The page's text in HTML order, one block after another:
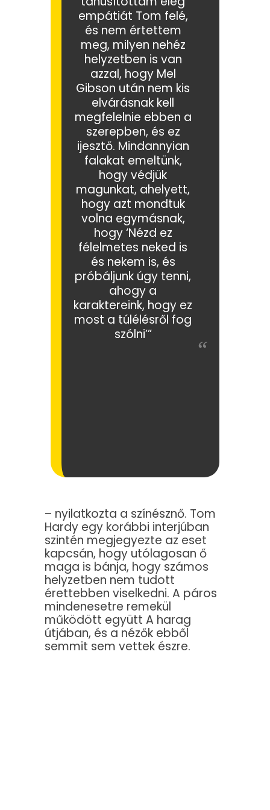
empátiát Tom felé,
és nem értettem
meg, milyen nehéz
helyzetben is van
azzal, hogy Mel
Gibson után nem kis
elvárásnak kell
megfelelnie ebben a
szerepben, és ez
ijesztő. Mindannyian
falakat emeltünk,
hogy védjük
magunkat, ahelyett,
hogy azt mondtuk
volna egymásnak,
hogy ‘Nézd ez
félelmetes neked is
és nekem is, és
próbáljunk úgy tenni,
ahogy a
karaktereink, hogy ez
most a túlélésről fog
szólni’”
– nyilatkozta a színésznő. Tom
Hardy egy korábbi interjúban
szintén megjegyezte az eset
kapcsán, hogy utólagosan ő
maga is bánja, hogy számos
helyzetben nem tudott
érettebben viselkedni. A páros
mindenesetre remekül
működött együtt A harag
útjában, és a nézők ebből
semmit sem vettek észre.